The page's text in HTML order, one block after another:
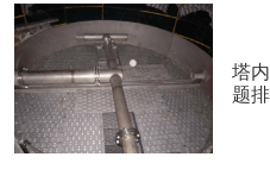
塔
题